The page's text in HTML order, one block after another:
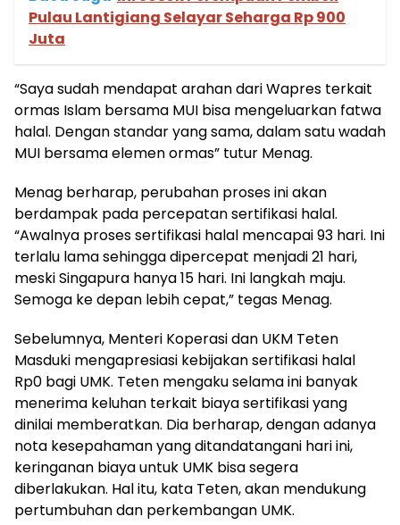
Pulau Lantigiang Selayar Seharga Rp 900
Juta
“Saya sudah mendapat arahan dari Wapres terkait
ormas Islam bersama MUI bisa mengeluarkan fatwa
halal. Dengan standar yang sama, dalam satu wadah
MUI bersama elemen ormas” tutur Menag.
Menag berharap, perubahan proses ini akan
berdampak pada percepatan sertifikasi halal.
“Awalnya proses sertifikasi halal mencapai 93 hari. Ini
terlalu lama sehingga dipercepat menjadi 21 hari,
meski Singapura hanya 15 hari. Ini langkah maju.
Semoga ke depan lebih cepat,” tegas Menag.
Sebelumnya, Menteri Koperasi dan UKM Teten
Masduki mengapresiasi kebijakan sertifikasi halal
Rp0 bagi UMK. Teten mengaku selama ini banyak
menerima keluhan terkait biaya sertifikasi yang
dinilai memberatkan. Dia berharap, dengan adanya
nota kesepahaman yang ditandatangani hari ini,
keringanan biaya untuk UMK bisa segera
diberlakukan. Hal itu, kata Teten, akan mendukung
pertumbuhan dan perkembangan UMK.